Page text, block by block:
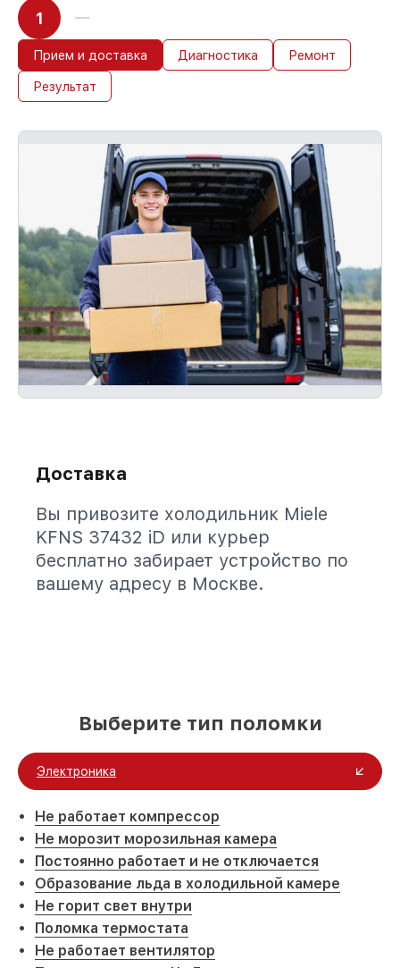
1
Прием и доставка Диагностика Ремонт
Результат
Доставка
Вы привозите холодильник Miele
KFNS 37432 iD или курьер
бесплатно забирает устройство по
вашему адресу в Москве.
Выберите тип поломки
Электроника
Не работает компрессор
Не морозит морозильная камера
Постоянно работает и не отключается
Образование льда в холодильной камере
Не горит свет внутри
Поломка термостата
Не работает вентилятор